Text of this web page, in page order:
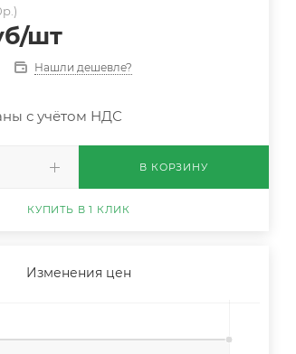
/шт
Нашли дешевле?
с учётом НДС
В КОРЗИНУ
КУПИТЬ В 1 КЛИК
Изменения цен